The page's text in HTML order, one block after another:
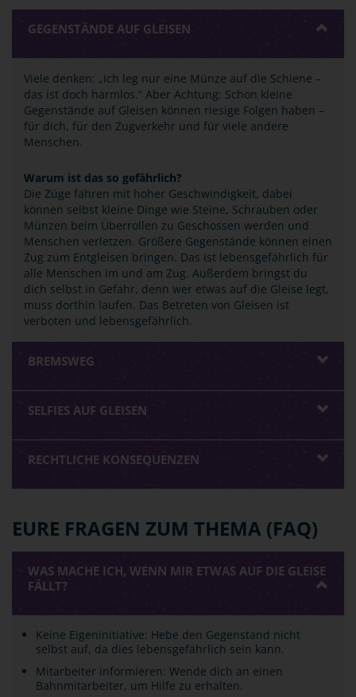
GEGENSTÄNDE AUF GLEISEN
Viele denken: „Ich leg nur eine Münze auf die Schiene –
das ist doch harmlos.“ Aber Achtung: Schon kleine
Gegenstände auf Gleisen können riesige Folgen haben –
für dich, für den Zugverkehr und für viele andere
Menschen.
Warum ist das so gefährlich?
Die Züge fahren mit hoher Geschwindigkeit, dabei
können selbst kleine Dinge wie Steine, Schrauben oder
Münzen beim Überrollen zu Geschossen werden und
Menschen verletzen. Größere Gegenstände können einen
Zug zum Entgleisen bringen. Das ist lebensgefährlich für
alle Menschen im und am Zug. Außerdem bringst du
dich selbst in Gefahr, denn wer etwas auf die Gleise legt,
muss dorthin laufen. Das Betreten von Gleisen ist
verboten und lebensgefährlich.
BREMSWEG
SELFIES AUF GLEISEN
RECHTLICHE KONSEQUENZEN
EURE FRAGEN ZUM THEMA (FAQ)
WAS MACHE ICH, WENN MIR ETWAS AUF DIE GLEISE
FÄLLT?
Keine Eigeninitiative: Hebe den Gegenstand nicht
selbst auf, da dies lebensgefährlich sein kann.
Mitarbeiter informieren: Wende dich an einen
Bahnmitarbeiter, um Hilfe zu erhalten.